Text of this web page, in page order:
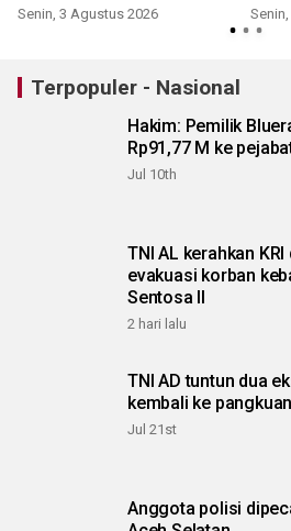
Senin, 3 Agustus 2026
Terpopuler - Nasional
Hakim: Pemilik
Rp91,77 M ke
Jul 10th
TNI AL kerahkan
evakuasi korban
Sentosa II
2 hari lalu
TNI AD tuntun dua
kembali ke pangkuan
Jul 21st
Anggota polisi